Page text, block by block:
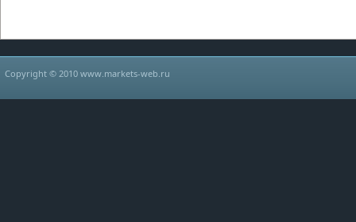
Copyright © 2010 www.markets-web.ru